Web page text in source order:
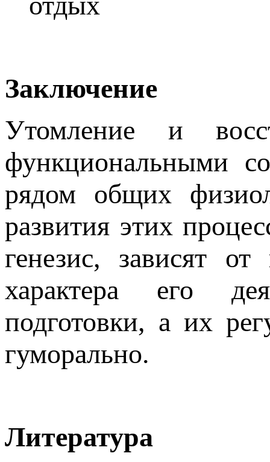
Заключение
Утомление и
функциональными
рядом общих
развития этих
генезис, зависят от
характера его
подготовки, а их
гуморально.
Литература